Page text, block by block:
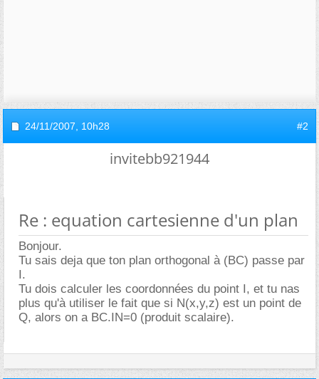
24/11/2007, 10h28 #2
invitebb921944
Re : equation cartesienne d'un plan
Bonjour.
Tu sais deja que ton plan orthogonal à (BC) passe par
I.
Tu dois calculer les coordonnées du point I, et tu nas
plus qu'à utiliser le fait que si N(x,y,z) est un point de
Q, alors on a BC.IN=0 (produit scalaire).